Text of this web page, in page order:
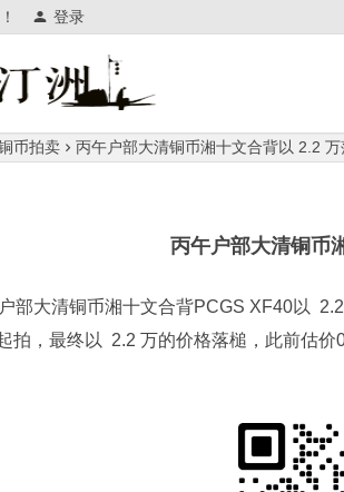
登录
币拍卖 丙午户部大清铜币湘十文合背以 2.2 万
丙午户部大清铜币
部大清铜币湘十文合背PCGS XF40以
拍，最终以 2.2 万的价格落槌，此前估价